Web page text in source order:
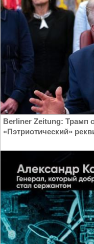
Berliner Zeitung: Трамп
«Пэтриотический»